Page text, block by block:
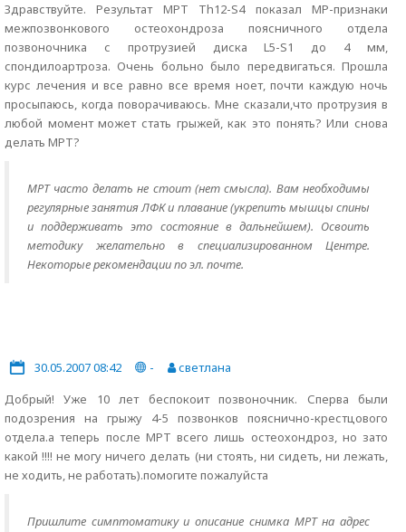
Здравствуйте. Результат МРТ Th12-S4 показал МР-признаки
межпозвонкового остеохондроза поясничного отдела
позвоночника с протрузией диска L5-S1 до 4 мм,
спондилоартроза. Очень больно было передвигаться. Прошла
курс лечения и все равно все время ноет, почти каждую ночь
просыпаюсь, когда поворачиваюсь. Мне сказали,что протрузия в
любой момент может стать грыжей, как это понять? Или снова
делать МРТ?
МРТ часто делать не стоит (нет смысла). Вам необходимы
регулярные занятия ЛФК и плавание (укрепить мышцы спины
и поддерживать это состояние в дальнейшем). Освоить
методику желательно в специализированном Центре.
Некоторые рекомендации по эл. почте.
30.05.2007 08:42 -
светлана
Добрый! Уже 10 лет беспокоит позвоночник. Сперва были
подозрения на грыжу 4-5 позвонков пояснично-крестцового
отдела.а теперь после МРТ всего лишь остеохондроз, но зато
какой !!!! не могу ничего делать (ни стоять, ни сидеть, ни лежать,
не ходить, не работать).помогите пожалуйста
Пришлите симптоматику и описание снимка МРТ на адрес